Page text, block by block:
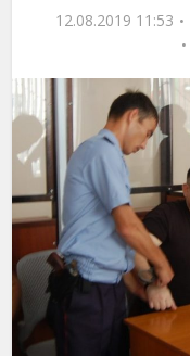
12.08.2019 11:53